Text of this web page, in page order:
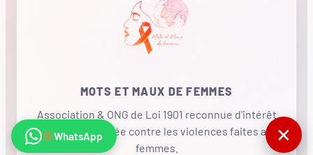
MOTS ET MAUX DE FEMMES
Association & ONG de Loi 1901 reconnue d'intérêt
général, mobilisée contre les violences faites aux
femmes.
WhatsApp ✕